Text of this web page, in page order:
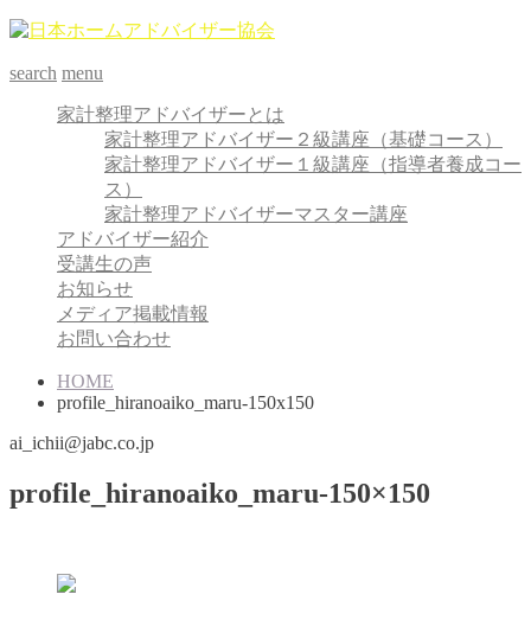
search menu
家計整理アドバイザーとは
家計整理アドバイザー２級講座（基礎コース）
家計整理アドバイザー１級講座（指導者養成コー
ス）
家計整理アドバイザーマスター講座
アドバイザー紹介
受講生の声
お知らせ
メディア掲載情報
お問い合わせ
HOME
profile_hiranoaiko_maru-150x150
ai_ichii@jabc.co.jp
profile_hiranoaiko_maru-150×150